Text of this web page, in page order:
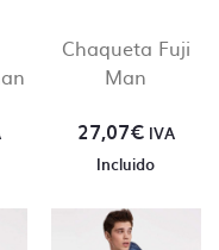
Chaqueta Fuji
Man
27,07€ IVA
Incluido
nada
te atenderá un
con una